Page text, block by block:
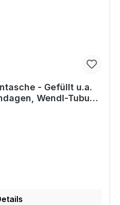
- Gefüllt u.a.
Wendl-Tubus,